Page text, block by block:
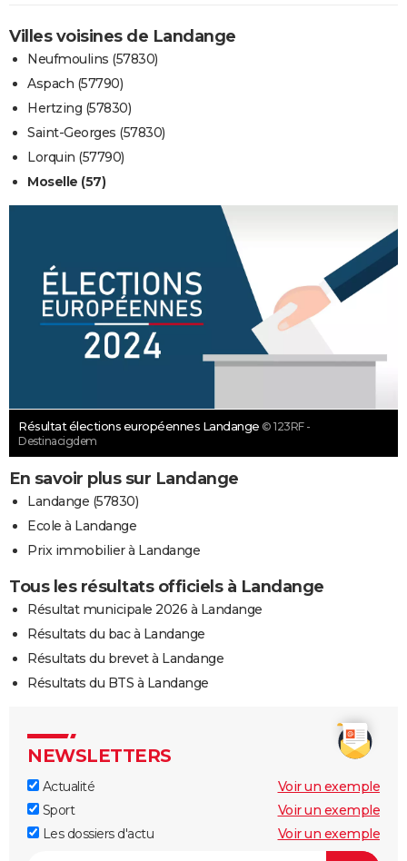
Villes voisines de Landange
Neufmoulins (57830)
Aspach (57790)
Hertzing (57830)
Saint-Georges (57830)
Lorquin (57790)
Moselle (57)
Résultat élections européennes Landange © 123RF -
Destinacigdem
En savoir plus sur Landange
Landange (57830)
Ecole à Landange
Prix immobilier à Landange
Tous les résultats officiels à Landange
Résultat municipale 2026 à Landange
Résultats du bac à Landange
Résultats du brevet à Landange
Résultats du BTS à Landange
NEWSLETTERS
Actualité
Voir un exemple
Sport
Voir un exemple
Les dossiers d'actu
Voir un exemple